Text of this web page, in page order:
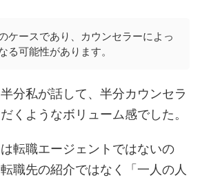
ケースであり、カウンセラーによっ
る可能性があります。
分私が話して、半分カウンセラ
くようなボリューム感でした。
転職エージェントではないの
職先の紹介ではなく「一人の人